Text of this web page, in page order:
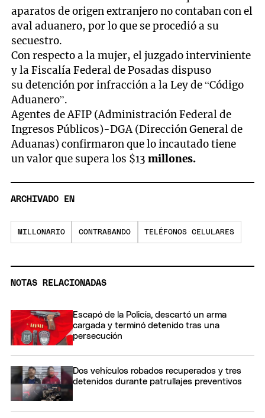
aparatos de origen extranjero no contaban con el
aval aduanero, por lo que se procedió a su
secuestro.
Con respecto a la mujer, el juzgado interviniente
y la Fiscalía Federal de Posadas dispuso
su detención por infracción a la Ley de “Código
Aduanero”.
Agentes de AFIP (Administración Federal de
Ingresos Públicos)-DGA (Dirección General de
Aduanas) confirmaron que lo incautado tiene
un valor que supera los $13millones.
ARCHIVADO EN
MILLONARIO CONTRABANDO TELÉFONOS CELULARES
NOTAS RELACIONADAS
Escapó de la Policía, descartó un arma
cargada y terminó detenido tras una
persecución
Dos vehículos robados recuperados y tres
detenidos durante patrullajes preventivos